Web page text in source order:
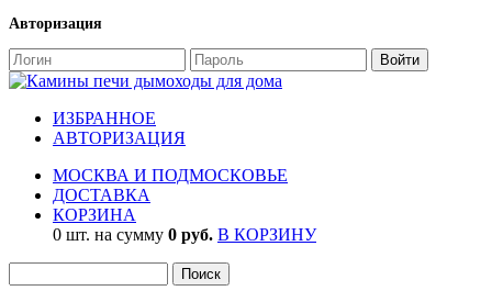
Авторизация
ИЗБРАННОЕ
АВТОРИЗАЦИЯ
МОСКВА И ПОДМОСКОВЬЕ
ДОСТАВКА
КОРЗИНА
0 шт. на сумму 0 руб. В КОРЗИНУ